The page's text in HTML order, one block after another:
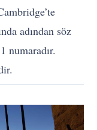
adından söz
numaradır.